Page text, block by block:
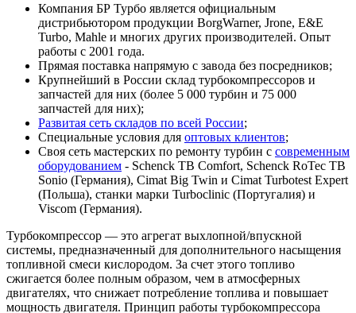
Компания БР Турбо является официальным
дистрибьютором продукции BorgWarner, Jrone, E&E
Turbo, Mahle и многих других производителей. Опыт
работы с 2001 года.
Прямая поставка напрямую с завода без посредников;
Крупнейший в России склад турбокомпрессоров и
запчастей для них (более 5 000 турбин и 75 000
запчастей для них);
Развитая сеть складов по всей России;
Специальные условия для оптовых клиентов;
Своя сеть мастерских по ремонту турбин с современным
оборудованием - Schenck TB Comfort, Schenck RoTec TB
Sonio (Германия), Cimat Big Twin и Cimat Turbotest Expert
(Польша), станки марки Turboclinic (Португалия) и
Viscom (Германия).
Турбокомпрессор — это агрегат выхлопной/впускной
системы, предназначенный для дополнительного насыщения
топливной смеси кислородом. За счет этого топливо
сжигается более полным образом, чем в атмосферных
двигателях, что снижает потребление топлива и повышает
мощность двигателя. Принцип работы турбокомпрессора